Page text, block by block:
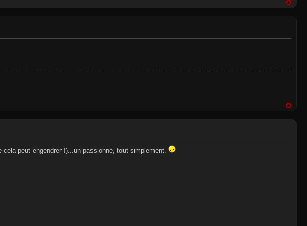
peut engendrer !)...un passionné, tout simplement.